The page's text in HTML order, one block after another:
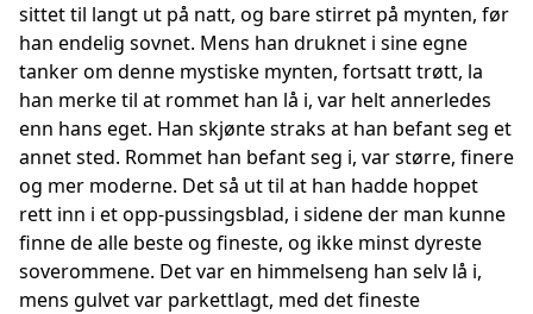
sittet til langt ut på natt, og bare stirret på mynten, før
han endelig sovnet. Mens han druknet i sine egne
tanker om denne mystiske mynten, fortsatt trøtt, la
han merke til at rommet han lå i, var helt annerledes
enn hans eget. Han skjønte straks at han befant seg et
annet sted. Rommet han befant seg i, var større, finere
og mer moderne. Det så ut til at han hadde hoppet
rett inn i et opp-pussingsblad, i sidene der man kunne
finne de alle beste og fineste, og ikke minst dyreste
soverommene. Det var en himmelseng han selv lå i,
mens gulvet var parkettlagt, med det fineste